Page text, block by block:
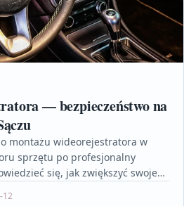
— bezpieczeństwo na
montażu wideorejestratora w
sprzętu po profesjonalny
się, jak zwiększyć swoje
12